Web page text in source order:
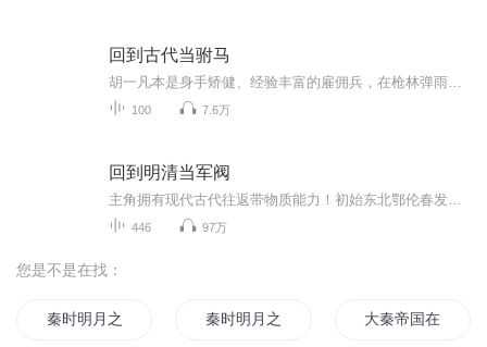
回到古代当驸马
100 7.6万
回到明清当军阀
446 97万
您是不是在找：
秦时明月之为你倾心 秦时明月之万里长城 大秦帝国在异界